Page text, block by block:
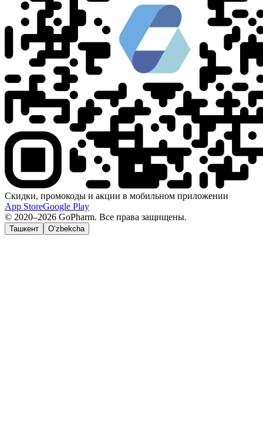
Скидки, промокоды и акции в мобильном приложении
App StoreGoogle Play
© 2020–2026 GoPharm. Все права защищены.
Ташкент O‘zbekcha